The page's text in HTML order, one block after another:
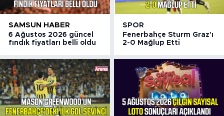
SAMSUN HABER
6 Ağustos 2026 güncel
fındık fiyatları belli oldu
SPOR
Fenerbahçe Sturm Graz'ı
2-0 Mağlup Etti